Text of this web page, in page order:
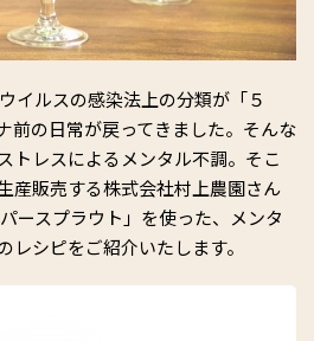
イルスの感染法上の分類が「５
前の日常が戻ってきました。そんな
トレスによるメンタル不調。そこ
産販売する株式会社村上農園さん
ースプラウト」を使った、メンタ
レシピをご紹介いたします。